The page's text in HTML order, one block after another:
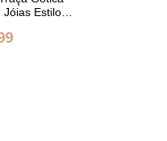
Jóias Estilo
Artes